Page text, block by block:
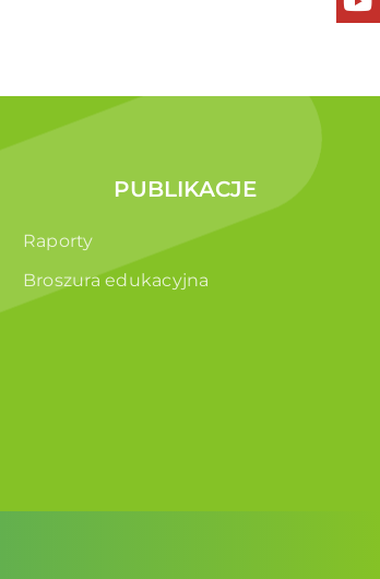
PUBLIKACJE
Raporty
Broszura edukacyjna